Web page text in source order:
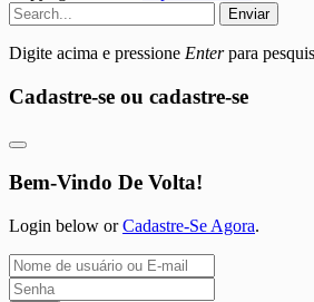
Enviar
Digite acima e pressione Enterpara
Cadastre-se ou cadastre-se
Bem-Vindo De Volta!
Login below orCadastre-Se Agora.